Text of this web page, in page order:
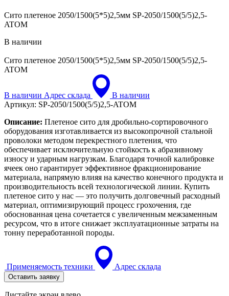
Сито плетеное 2050/1500(5*5)2,5мм SP-2050/1500(5/5)2,5-
ATOM
В наличии
Сито плетеное 2050/1500(5*5)2,5мм SP-2050/1500(5/5)2,5-
ATOM
В наличии Адрес склада
В наличии
Артикул: SP-2050/1500(5/5)2,5-ATOM
Описание: Плетеное сито для дробильно-сортировочного
оборудования изготавливается из высокопрочной стальной
проволоки методом перекрестного плетения, что
обеспечивает исключительную стойкость к абразивному
износу и ударным нагрузкам. Благодаря точной калибровке
ячеек оно гарантирует эффективное фракционирование
материала, напрямую влияя на качество конечного продукта и
производительность всей технологической линии. Купить
плетеное сито у нас — это получить долговечный расходный
материал, оптимизирующий процесс грохочения, где
обоснованная цена сочетается с увеличенным межзаменным
ресурсом, что в итоге снижает эксплуатационные затраты на
тонну переработанной породы.
Применяемость техники Адрес склада
Оставить заявку